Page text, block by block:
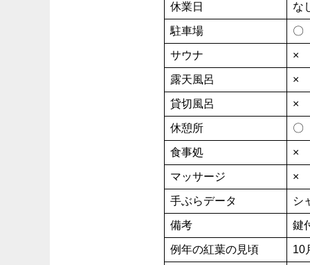
休業日 な
駐車場 〇
サウナ ×
露天風呂 ×
貸切風呂 ×
休憩所 〇
食事処 ×
マッサージ ×
手ぶらデータ シ
備考 鍵
例年の紅葉の見頃 10